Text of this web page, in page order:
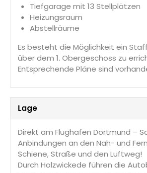
Tiefgarage mit 13 Stellplätzen
Heizungsraum
Abstellräume
Es besteht die Möglichkeit ein
über dem 1. Obergeschoss zu
Entsprechende Pläne sind
Lage
Direkt am Flughafen Dortmund –
Anbindungen an den Nah- und
Schiene, Straße und den Luftweg!
Durch Holzwickede führen die